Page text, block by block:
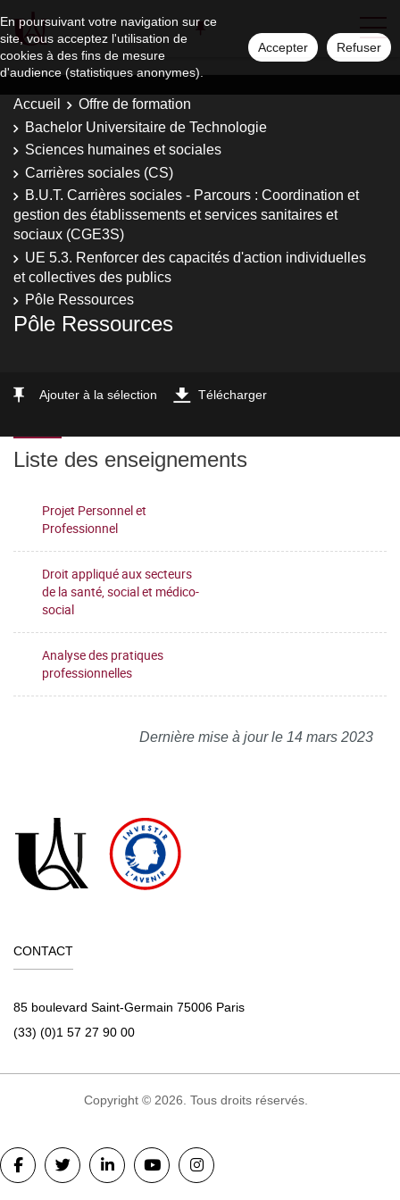
En poursuivant votre navigation sur ce
site, vous acceptez l'utilisation de
cookies à des fins de mesure
d'audience (statistiques anonymes).
Accepter Refuser
Accueil
Offre de formation
Bachelor Universitaire de Technologie
Sciences humaines et sociales
Carrières sociales (CS)
B.U.T. Carrières sociales - Parcours : Coordination et
gestion des établissements et services sanitaires et
sociaux (CGE3S)
UE 5.3. Renforcer des capacités d'action individuelles
et collectives des publics
Pôle Ressources
Pôle Ressources
Ajouter à la sélection Télécharger
Liste des enseignements
Projet Personnel et
Professionnel
Droit appliqué aux secteurs
de la santé, social et médico-
social
Analyse des pratiques
professionnelles
Dernière mise à jour le 14 mars 2023
CONTACT
85 boulevard Saint-Germain 75006 Paris
(33) (0)1 57 27 90 00
Copyright © 2026. Tous droits réservés.